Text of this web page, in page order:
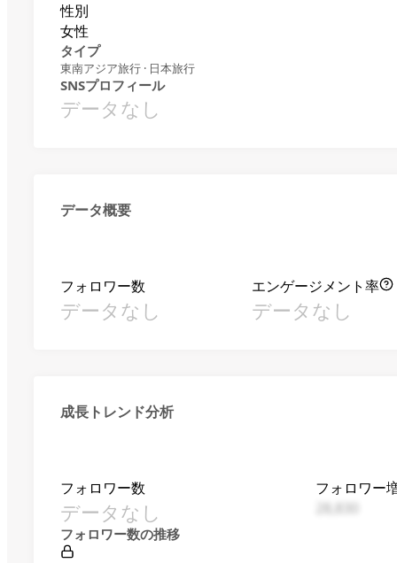
性別
女性
タイプ
東南アジア旅行 · 日本旅行
SNSプロフィール
データなし
データ概要
フォロワー数
データなし
エンゲージメント率
データなし
成長トレンド分析
フォロワー数
データなし
フォロワー
フォロワー数の推移